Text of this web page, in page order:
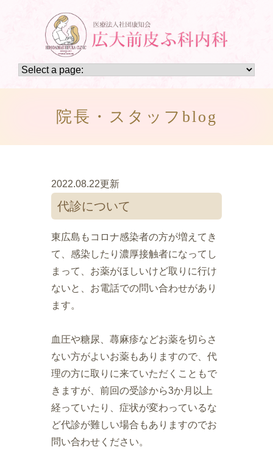
院長・スタッフblog
2022.08.22更新
代診について
東広島もコロナ感染者の方が増えてき
て、感染したり濃厚接触者になってし
まって、お薬がほしいけど取りに行け
ないと、お電話での問い合わせがあり
ます。
血圧や糖尿、蕁麻疹などお薬を切らさ
ない方がよいお薬もありますので、代
理の方に取りに来ていただくこともで
きますが、前回の受診から3か月以上
経っていたり、症状が変わっているな
ど代診が難しい場合もありますのでお
問い合わせください。